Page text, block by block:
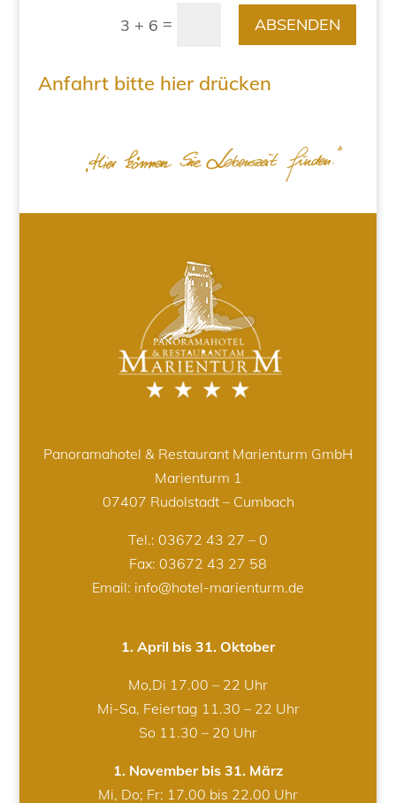
3 + 6 = ABSENDEN
Anfahrt bitte hier drücken
Panoramahotel & Restaurant Marienturm GmbH
Marienturm 1
07407 Rudolstadt – Cumbach
Tel.: 03672 43 27 – 0
Fax: 03672 43 27 58
Email: info@hotel-marienturm.de
1. April bis 31. Oktober
Mo,Di 17.00 – 22 Uhr
Mi-Sa, Feiertag 11.30 – 22 Uhr
So 11.30 – 20 Uhr
1. November bis 31. März
Mi, Do; Fr: 17.00 bis 22.00 Uhr